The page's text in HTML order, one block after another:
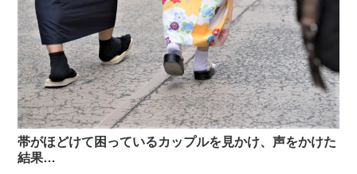
帯がほどけて困っているカップルを見かけ、声をかけた
結果…